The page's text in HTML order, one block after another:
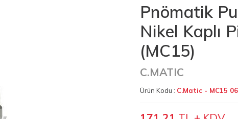
Pnömatik
Nikel Kaplı
(MC15)
C.MATIC
Ürün Kodu : C.Matic - MC15